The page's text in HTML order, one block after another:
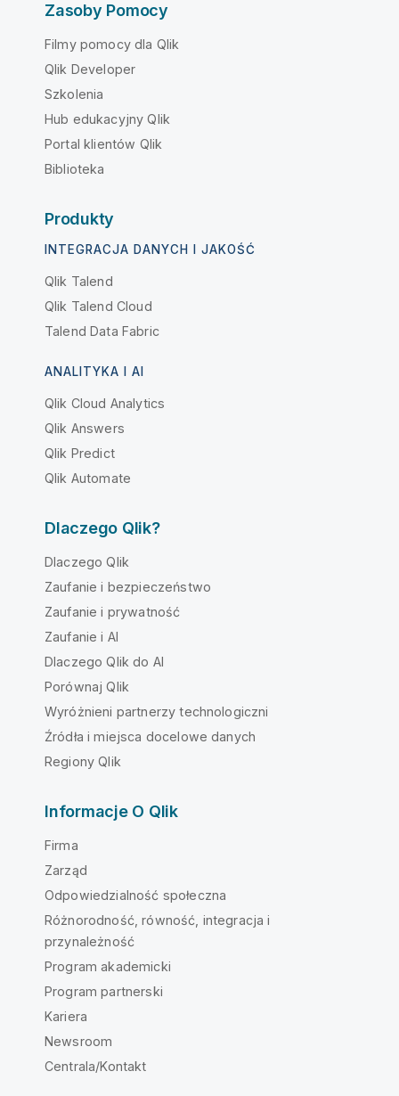
Zasoby Pomocy
Filmy pomocy dla Qlik
Qlik Developer
Szkolenia
Hub edukacyjny Qlik
Portal klientów Qlik
Biblioteka
Produkty
INTEGRACJA DANYCH I JAKOŚĆ
Qlik Talend
Qlik Talend Cloud
Talend Data Fabric
ANALITYKA I AI
Qlik Cloud Analytics
Qlik Answers
Qlik Predict
Qlik Automate
Dlaczego Qlik?
Dlaczego Qlik
Zaufanie i bezpieczeństwo
Zaufanie i prywatność
Zaufanie i AI
Dlaczego Qlik do AI
Porównaj Qlik
Wyróżnieni partnerzy technologiczni
Źródła i miejsca docelowe danych
Regiony Qlik
Informacje O Qlik
Firma
Zarząd
Odpowiedzialność społeczna
Różnorodność, równość, integracja i
przynależność
Program akademicki
Program partnerski
Kariera
Newsroom
Centrala/Kontakt